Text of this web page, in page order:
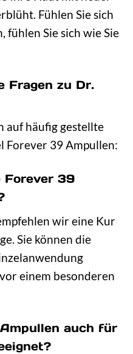
Fühlen Sie sich
fühlen Sie sich wie Sie
Fragen zu Dr.
auf häufig gestellte
Forever 39 Ampullen:
39
wir eine Kur
Sie können die
einem besonderen
auch für